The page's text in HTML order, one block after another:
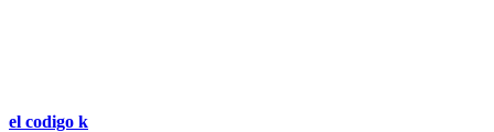
el codigo k